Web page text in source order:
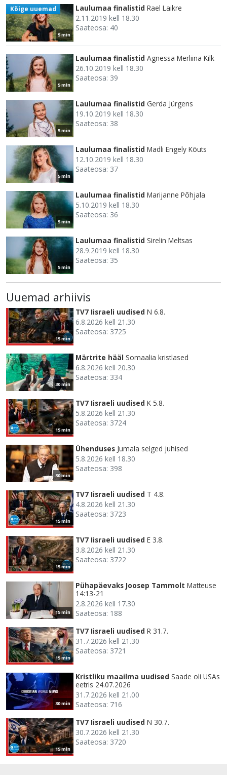
5 min
Kõige uuemad Laulumaa finalistid Rael Laikre
2.11.2019 kell 18.30
Saateosa: 40
5 min
Laulumaa finalistid Agnessa Merliina Kilk
26.10.2019 kell 18.30
Saateosa: 39
5 min
Laulumaa finalistid Gerda Jürgens
19.10.2019 kell 18.30
Saateosa: 38
5 min
Laulumaa finalistid Madli Engely Kõuts
12.10.2019 kell 18.30
Saateosa: 37
5 min
Laulumaa finalistid Marijanne Põhjala
5.10.2019 kell 18.30
Saateosa: 36
5 min
Laulumaa finalistid Sirelin Meltsas
28.9.2019 kell 18.30
Saateosa: 35
Uuemad arhiivis
15 min
TV7 Iisraeli uudised N 6.8.
6.8.2026 kell 21.30
Saateosa: 3725
30 min
Märtrite hääl Somaalia kristlased
6.8.2026 kell 20.30
Saateosa: 334
15 min
TV7 Iisraeli uudised K 5.8.
5.8.2026 kell 21.30
Saateosa: 3724
30 min
Ühenduses Jumala selged juhised
5.8.2026 kell 18.30
Saateosa: 398
15 min
TV7 Iisraeli uudised T 4.8.
4.8.2026 kell 21.30
Saateosa: 3723
15 min
TV7 Iisraeli uudised E 3.8.
3.8.2026 kell 21.30
Saateosa: 3722
15 min
Pühapäevaks Joosep Tammolt Matteuse
14:13-21
2.8.2026 kell 17.30
Saateosa: 188
15 min
TV7 Iisraeli uudised R 31.7.
31.7.2026 kell 21.30
Saateosa: 3721
30 min
Kristliku maailma uudised Saade oli USAs
eetris 24.07.2026
31.7.2026 kell 21.00
Saateosa: 716
15 min
TV7 Iisraeli uudised N 30.7.
30.7.2026 kell 21.30
Saateosa: 3720